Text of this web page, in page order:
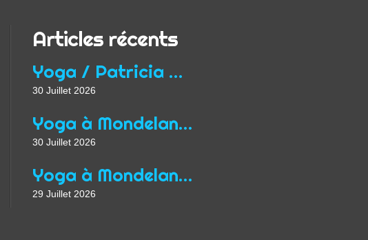
Articles récents
Yoga / Patricia Wirth / Mon parcours de professeur...
30 Juillet 2026
Yoga à Mondelange depuis 2013
30 Juillet 2026
Yoga à Mondelange Saison 2026/2027
29 Juillet 2026